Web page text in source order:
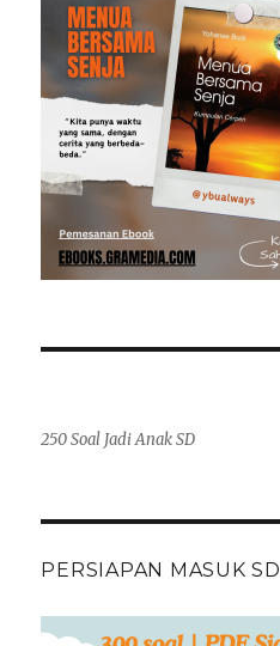
250 Soal Jadi Anak SD
PERSIAPAN MASUK SD